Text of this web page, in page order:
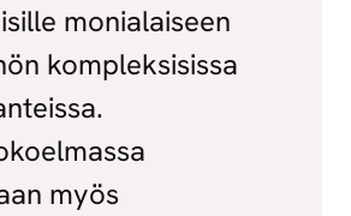
monialaiseen
kompleksisissa
myös